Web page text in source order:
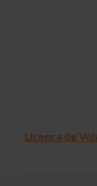
Licença de